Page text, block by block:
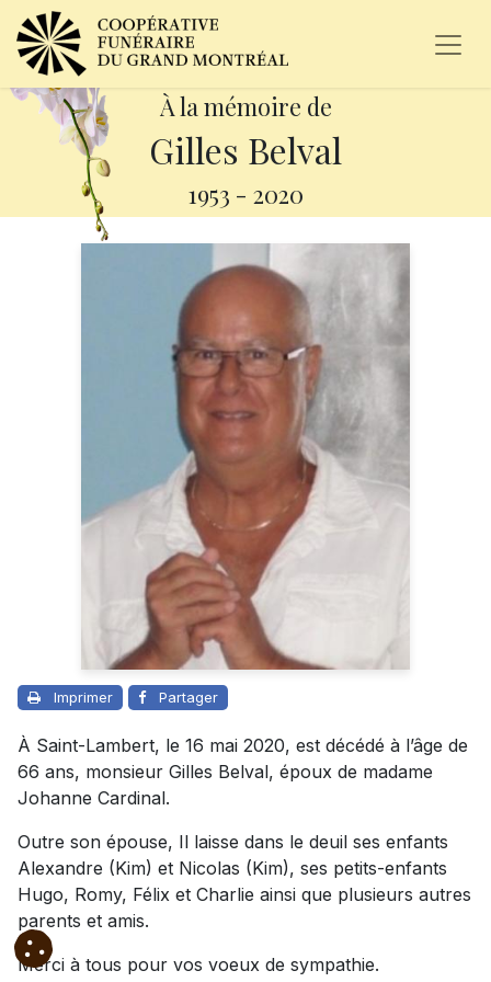
À la mémoire de
Gilles Belval
1953 - 2020
Imprimer Partager
À Saint-Lambert, le 16 mai 2020, est décédé à l’âge de
66 ans, monsieur Gilles Belval, époux de madame
Johanne Cardinal.
Outre son épouse, Il laisse dans le deuil ses enfants
Alexandre (Kim) et Nicolas (Kim), ses petits-enfants
Hugo, Romy, Félix et Charlie ainsi que plusieurs autres
parents et amis.
Merci à tous pour vos voeux de sympathie.